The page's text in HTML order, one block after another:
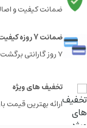
ضمانت کیفیت و
ضمانت 7 روزه کیفیت
7 روز گارانتی برگشت هزینه
تخفیف های ویژه
ارائه بهترین قیمت